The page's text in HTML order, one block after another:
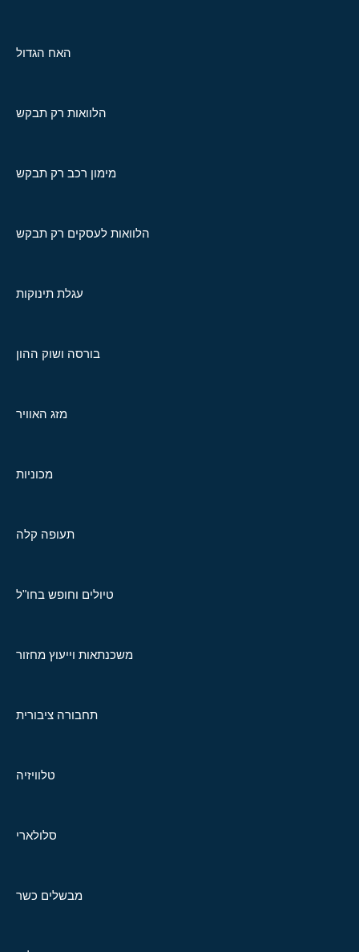
האח הגדול
הלוואות רק תבקש
מימון רכב רק תבקש
הלוואות לעסקים רק תבקש
עגלת תינוקות
בורסה ושוק ההון
מזג האוויר
מכוניות
תעופה קלה
טיולים וחופש בחו"ל
משכנתאות וייעוץ מחזור
תחבורה ציבורית
טלוויזיה
סלולארי
מבשלים כשר